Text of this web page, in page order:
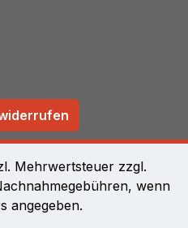
Mehrwertsteuer zzgl.
wenn
angegeben.